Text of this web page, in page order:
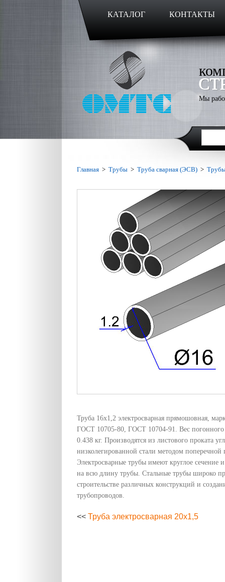
КАТАЛОГ КОНТАКТЫ
Мы
Главная > Трубы > Труба сварная (ЭСВ) >
Труба 16х1,2 электросварная прямошовная,
ГОСТ 10705-80, ГОСТ 10704-91. Вес погонного
0.438 кг. Производятся из листового проката
низколегированной стали методом поперечной
Электросварные трубы имеют круглое сечение
на всю длину трубы. Стальные трубы широко
строительстве различных конструкций и
трубопроводов.
<< Труба электросварная 20х1,5